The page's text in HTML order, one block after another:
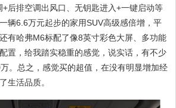
后排空调出风口、无钥匙进入+一键启动等
辆6.6万元起步的家用SUV高级感倍增，平
有哈弗M6标配了像8英寸彩色大屏、多功能
置，给我踏实稳重的感觉，说实话，有不少
。总之，感觉买的超值，在没有明显增加经
生活品质。